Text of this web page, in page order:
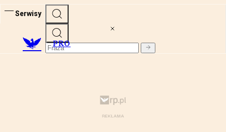
Serwisy
PRO